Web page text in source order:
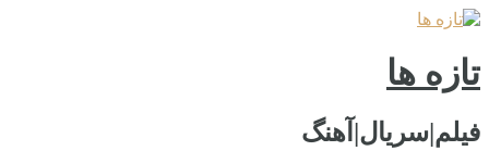
تازه ها
فیلم|سریال|آهنگ